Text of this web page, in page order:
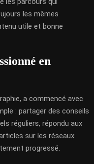
les mêmes
utile et bonne
en
a commencé avec
: partager des conseils
réguliers, répondu aux
sur les réseaux
progressé.